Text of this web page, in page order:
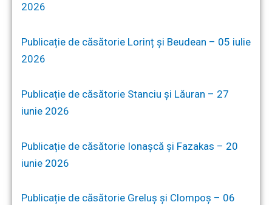
2026
Publicație de căsătorie Lorinț și Beudean – 05 iulie
2026
Publicație de căsătorie Stanciu și Lăuran – 27
iunie 2026
Publicație de căsătorie Ionașcă și Fazakas – 20
iunie 2026
Publicație de căsătorie Greluș și Clompoș – 06